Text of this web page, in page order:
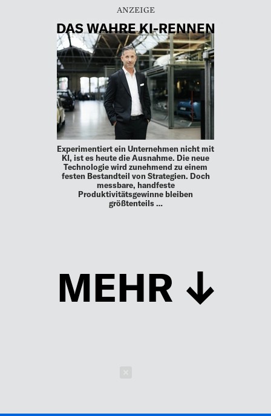
DAS WAHRE KI-RENNEN
Experimentiert ein Unternehmen nicht mit
KI, ist es heute die Ausnahme. Die neue
Technologie wird zunehmend zu einem
festen Bestandteil von Strategien. Doch
messbare, handfeste
Produktivitätsgewinne bleiben
größtenteils …
MEHR